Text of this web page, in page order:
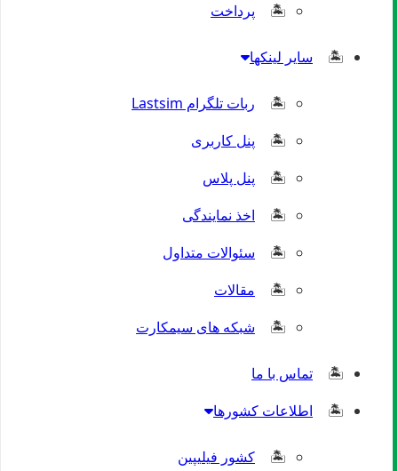
پرداخت
سایر لینکها
ربات تلگرام Lastsim
پنل کاربری
پنل پلاس
اخذ نمایندگی
سئوالات متداول
مقالات
شبکه های سیمکارت
تماس با ما
اطلاعات کشورها
کشور فیلیپین